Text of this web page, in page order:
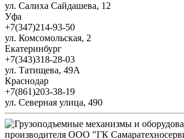
ул. Салиха Сайдашева, 12
Уфа
+7(347)214-93-50
ул. Комсомольская, 2
Екатеринбург
+7(343)318-28-03
ул. Татищева, 49А
Краснодар
+7(861)203-38-19
ул. Северная улица, 490